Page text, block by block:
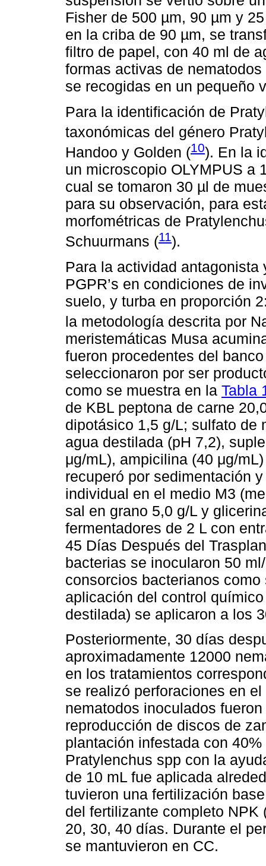
Fisher de 500 µm, 90 µm y
en la criba de 90 µm, se
filtro de papel, con 40 ml de
formas activas de
se recogidas en un pequeño
Para la identificación de
taxonómicas del género
Handoo y Golden (10). En la
un microscopio OLYMPUS a
cual se tomaron 30 µl de
para su observación, para
morfométricas de
Schuurmans (11).
Para la actividad
PGPR’s en condiciones de
suelo, y turba en proporción
la metodología descrita por
meristemáticas Musa
fueron procedentes del
seleccionaron por ser
como se muestra en la Tabla
de KBL peptona de carne
dipotásico 1,5 g/L; sulfato de
agua destilada (pH 7,2),
μg/mL), ampicilina (40 μg/
recuperó por sedimentación
individual en el medio M3
sal en grano 5,0 g/L y
fermentadores de 2 L con
45 Días Después del
bacterias se inocularon 50
consorcios bacterianos
aplicación del control
destilada) se aplicaron a los
Posteriormente, 30 días
aproximadamente 12000
en los tratamientos
se realizó perforaciones en
nematodos inoculados
reproducción de discos de
plantación infestada con
Pratylenchus spp con la
de 10 mL fue aplicada
tuvieron una fertilización
del fertilizante completo
20, 30, 40 días. Durante el
se mantuvieron en CC.